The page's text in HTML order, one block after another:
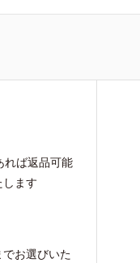
れば返品可能
ます
お選びいた